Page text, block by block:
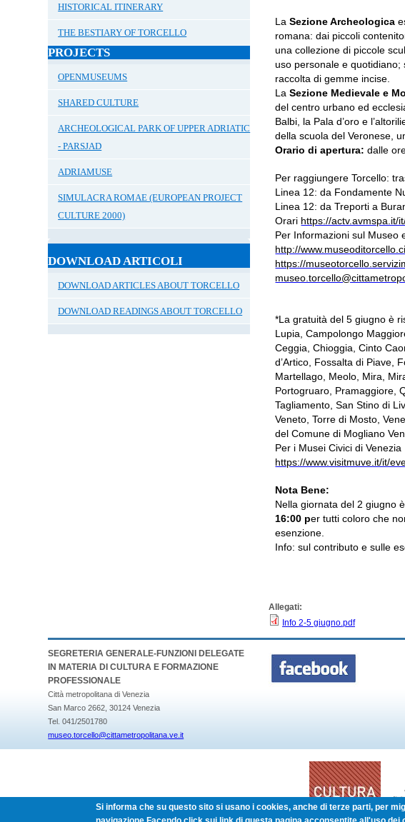
HISTORICAL ITINERARY
THE BESTIARY OF TORCELLO
PROJECTS
OPENMUSEUMS
SHARED CULTURE
ARCHEOLOGICAL PARK OF UPPER ADRIATIC
- PARSJAD
ADRIAMUSE
SIMULACRA ROMAE (EUROPEAN PROJECT
CULTURE 2000)
DOWNLOAD ARTICOLI
DOWNLOAD ARTICLES ABOUT TORCELLO
DOWNLOAD READINGS ABOUT TORCELLO
LaSezione Archeologica
romana: dai piccoli
una collezione di piccole
uso personale e
raccolta di gemme incise.
LaSezione Medievale e
del centro urbano ed
Balbi, la Pala d’oro e
della scuola del Veronese,
Orario di apertura: dalle
Per raggiungere Torcello:
Linea 12: da Fondamente
Linea 12: da Treporti a
Orari https://actv.avmspa.it/
Per Informazioni sul Museo
http://
https://
*La gratuità del 5 giugno è
Lupia, Campolongo
Ceggia, Chioggia, Cinto
d’Artico, Fossalta di Piave,
Martellago, Meolo, Mira,
Portogruaro, Pramaggiore,
Tagliamento, San Stino di
Veneto, Torre di Mosto,
del Comune di Mogliano
Per i Musei Civici di Venezia
https://www.visitmuve.it/it/
Nota Bene:
Nella giornata del 2 giugno
16:00 per tutti coloro che
esenzione.
Info: sul contributo e sulle
Allegati:
Info 2-5 giugno.pdf
SEGRETERIA GENERALE-FUNZIONI DELEGATE
IN MATERIA DI CULTURA E FORMAZIONE
PROFESSIONALE
Città metropolitana di Venezia
San Marco 2662, 30124 Venezia
Tel. 041/2501780
museo.torcello@cittametropolitana.ve.it
Si informa che su questo sito si usano i cookies, anche di terze parti, per